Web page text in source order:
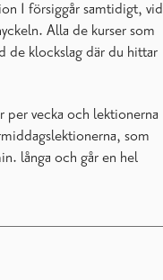
1 försiggår samtidigt, vid
Alla de kurser som
de klockslag där du hittar
per vecka och lektionerna
som
långa och går en hel